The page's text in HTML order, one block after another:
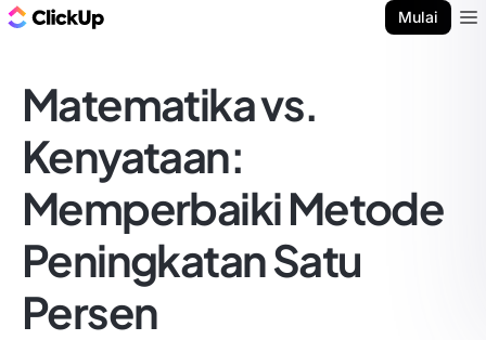
Mulai
Matematika vs.
Kenyataan:
Memperbaiki Metode
Peningkatan Satu
Persen